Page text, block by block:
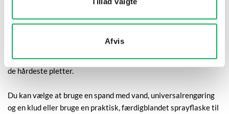
Afvis
duft i hele hjemmet.
Der findes effektive økologiske universalrengøringsmidler, som
er skånsomme og alligevel effektive til at fjerne snavs og selv
de hårdeste pletter.
Du kan vælge at bruge en spand med vand, universalrengøring
og en klud eller bruge en praktisk, færdigblandet sprayflaske til